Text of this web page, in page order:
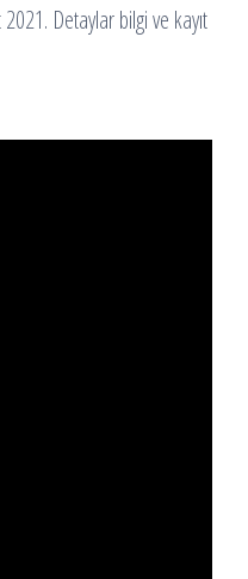
Detaylar bilgi ve kayıt